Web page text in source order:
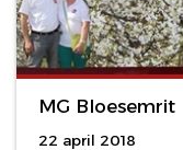
MG Bloesemrit
22 april 2018